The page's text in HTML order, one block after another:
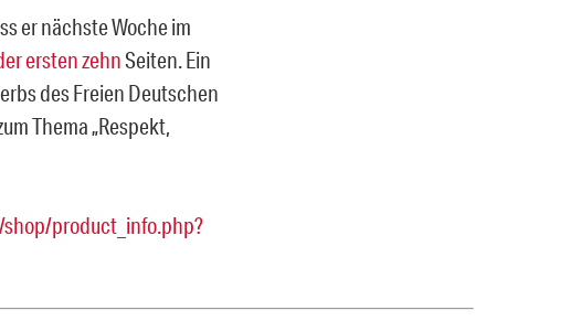
er nächste Woche im
ersten zehnSeiten. Ein
des Freien Deutschen
Thema „Respekt,
product_info.php?